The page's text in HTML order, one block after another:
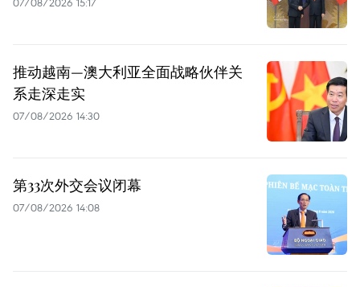
推动越南—澳大利亚全面战略伙伴关
系走深走实
07/08/2026 14:30
第33次外交会议闭幕
07/08/2026 14:08